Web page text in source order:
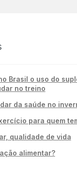
Brasil o uso do
no treino
da saúde no
para quem
qualidade de vida
alimentar?